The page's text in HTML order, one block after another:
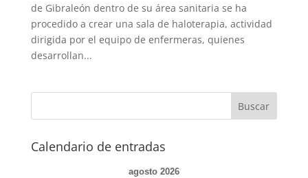
de Gibraleón dentro de su área sanitaria se ha
procedido a crear una sala de haloterapia, actividad
dirigida por el equipo de enfermeras, quienes
desarrollan...
Calendario de entradas
agosto 2026